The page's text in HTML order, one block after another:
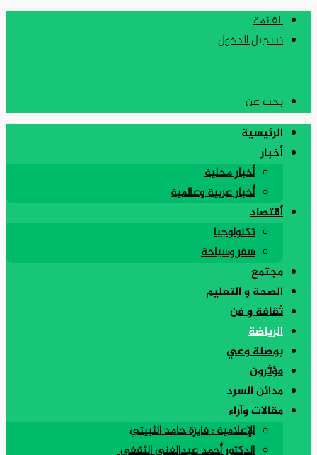
القائمة
تسجيل الدخول
بحث عن
الرئيسية
أخبار
أخبار محلية
أخبار عربية وعالمية
أقتصاد
تكنولوجيا
سفر وسياحة
مجتمع
الصحة و التعليم
ثقافة و فن
الرياضة
بوصلة وعي
مؤثرون
مدائن السرد
مقالات وآراء
الإعلامية : فايزة حامد الثبيتي
الدكتور أحمد عبدالغني الثقفي